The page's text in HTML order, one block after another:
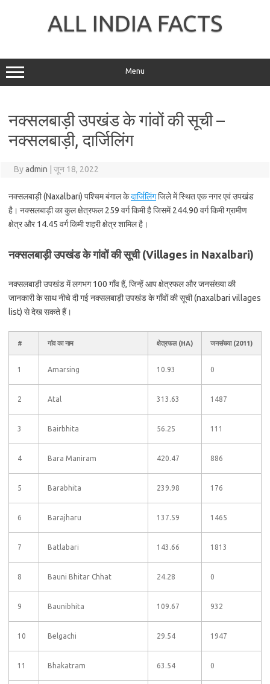
ALL INDIA FACTS
Menu
नक्सलबाड़ी उपखंड के गांवों की सूची –
नक्सलबाड़ी, दार्जिलिंग
Byadmin जून 18, 2022
नक्सलबाड़ी (Naxalbari) पश्चिम बंगाल केदार्जिलिंगजिले में स्थित एक नगर एवं उपखंड
है। नक्सलबाड़ी का कुल क्षेत्रफल 259 वर्ग किमी है जिसमें 244.90 वर्ग किमी ग्रामीण
क्षेत्र और 14.45 वर्ग किमी शहरी क्षेत्र शामिल है।
नक्सलबाड़ी उपखंड के गांवों की सूची (Villages in Naxalbari)
नक्सलबाड़ी उपखंड में लगभग 100 गाँव हैं, जिन्हें आप क्षेत्रफल और जनसंख्या की
जानकारी के साथ नीचे दी गई नक्सलबाड़ी उपखंड के गाँवों की सूची (naxalbari villages
list) से देख सकते हैं।
# गांव का नाम क्षेत्रफल (HA) जनसंख्या (2011)
1 Amarsing 10.93 0
2 Atal 313.63 1487
3 Bairbhita 56.25 111
4 Bara Maniram 420.47 886
5 Barabhita 239.98 176
6 Barajharu 137.59 1465
7 Batlabari 143.66 1813
8 Bauni Bhitar Chhat 24.28 0
9 Baunibhita 109.67 932
10 Belgachi 29.54 1947
11 Bhakatram 63.54 0